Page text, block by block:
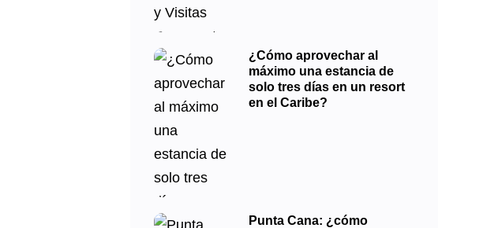
¿Cómo aprovechar al
máximo una estancia de
solo tres días en un resort
en el Caribe?
Punta Cana: ¿cómo